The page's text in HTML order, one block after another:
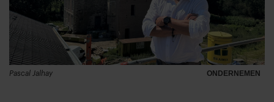
ONDERNEMEN
Pascal Jalhay